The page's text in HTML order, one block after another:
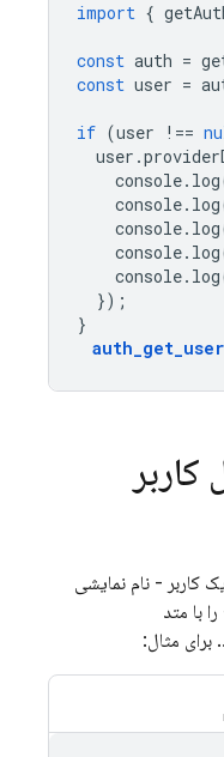
import {
const auth =
const user =
if (user !==
user .
console. log
console. log
console. log
console. log
console. log
});
}
کاربر - نام نمایشی
با متد
برای مثال: